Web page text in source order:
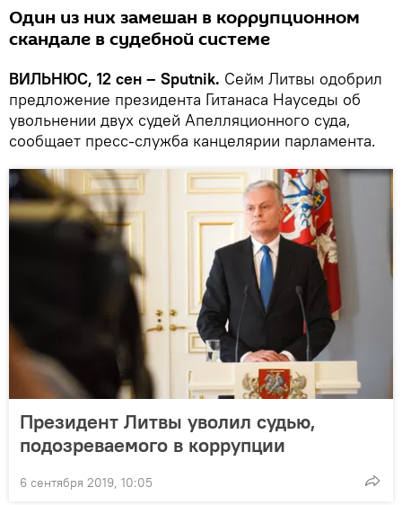
Один из них замешан в коррупционном
скандале в судебной системе
ВИЛЬНЮС, 12 сен – Sputnik. Сейм Литвы одобрил
предложение президента Гитанаса Науседы об
увольнении двух судей Апелляционного суда,
сообщает пресс-служба канцелярии парламента.
Президент Литвы уволил судью,
подозреваемого в коррупции
6 сентября 2019, 10:05